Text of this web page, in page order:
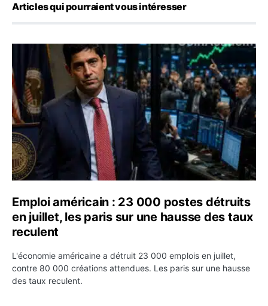
Articles qui pourraient vous intéresser
Emploi américain : 23 000 postes détruits en juillet, les
Emploi américain : 23 000 postes détruits
en juillet, les paris sur une hausse des taux
reculent
L'économie américaine a détruit 23 000 emplois en juillet,
contre 80 000 créations attendues. Les paris sur une hausse
des taux reculent.